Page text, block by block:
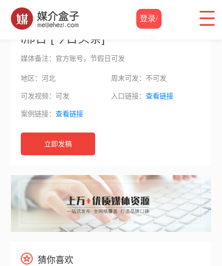
登录/
自媒体价格 / i邢台
i邢台 [今日头条]
媒体备注：官方账号，节假日可发
地区：河北 周末可发：不可发
可发视频：可发 入口链接： 查看链接
案例链接：查看链接
立即发稿
猜你喜欢